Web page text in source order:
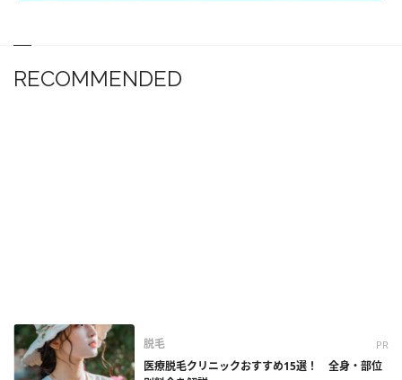
RECOMMENDED
脱毛 PR
医療脱毛クリニックおすすめ15選！ 全身・部位